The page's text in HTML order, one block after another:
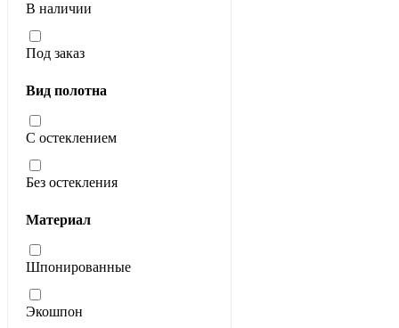
В наличии
Под заказ
Вид полотна
С остеклением
Без остекления
Материал
Шпонированные
Экошпон